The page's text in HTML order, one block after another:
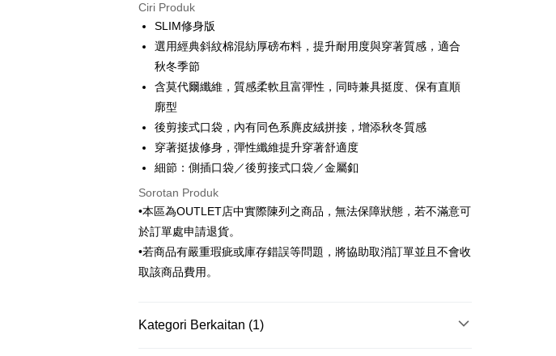
3 ansuran pada kadar faedah 0,
Taiwan Cooperative Bank
Bank Komersial Pertama
Bank
The Shanghai
Commercial & Savings
Bank
Bank Komersial Taipei
Bank Cathay United
Mega International
Taiwan Business Bank
Taichung Commercial
HSBC Bank (Taiwan)
Limited
Hwatai Bank
Union Bank of Taiwan
Far Eastern International
Bank
Yuanta Commercial Bank
Taishin
6 ansuran pada kadar faedah 0, NT$265setiap
ansuran
Taiwan Cooperative Bank
Bank Komersial Pertama
Hua Nan Commercial Bank
Savings Bank
Bank Cathay United
Mega International Commercial
Bank
Union Bank of Taiwan
Far Eastern International Bank
Yuanta Commercial Bank
Bank Komersial E.SUN
DBS Bank
Bank Antarabangsa Taishin
LINE Pay
JKOPAY
Google Pay
Pemindahan ATM
新竹物流宅配
Ciri Produk
SLIM修身版
選用經典斜紋棉混紡厚磅布料，提升耐用度與穿著質感，適合
秋冬季節
含莫代爾纖維，質感柔軟且富彈性，同時兼具挺度、保有直順
廓型
後剪接式口袋，內有同色系麂皮絨拼接，增添秋冬質感
穿著挺拔修身，彈性纖維提升穿著舒適度
細節：側插口袋／後剪接式口袋／金屬釦
Sorotan Produk
•本區為OUTLET店中實際陳列之商品，無法保障狀態，若不滿意可
於訂單處申請退貨。
•若商品有嚴重瑕疵或庫存錯誤等問題，將協助取消訂單並且不會收
取該商品費用。
Kategori Berkaitan (1)